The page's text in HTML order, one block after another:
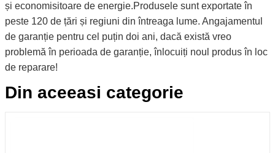
și economisitoare de energie.Produsele sunt exportate în
peste 120 de țări și regiuni din întreaga lume. Angajamentul
de garanție pentru cel puțin doi ani, dacă există vreo
problemă în perioada de garanție, înlocuiți noul produs în loc
de reparare!
Din aceeasi categorie